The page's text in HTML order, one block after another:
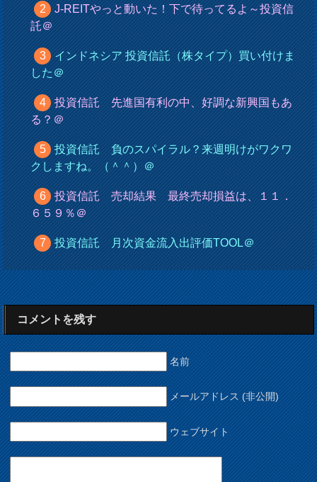
J-REITやっと動いた！下で待ってるよ～投資信
託＠
インドネシア 投資信託（株タイプ）買い付けま
した＠
投資信託 先進国有利の中、好調な新興国もあ
る？＠
投資信託 負のスパイラル？来週明けがワクワ
クしますね。（＾＾）＠
投資信託 売却結果 最終売却損益は、１１．
６５９％＠
投資信託 月次資金流入出評価TOOL＠
コメントを残す
名前
メールアドレス (非公開)
ウェブサイト